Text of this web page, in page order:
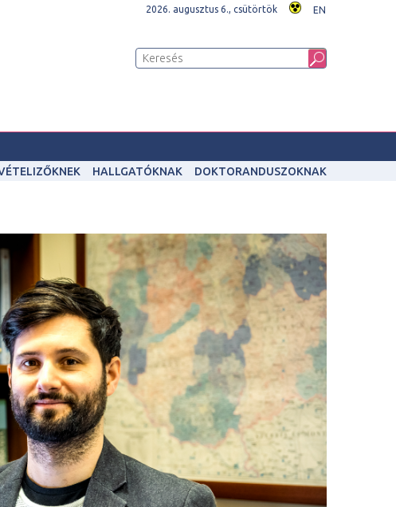
2026. augusztus 6., csütörtök EN
HALLGATÓKNAK DOKTORANDUSZOKNAK